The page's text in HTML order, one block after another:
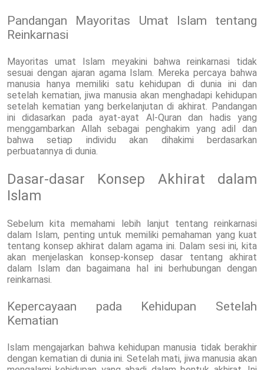
Pandangan Mayoritas Umat Islam tentang
Reinkarnasi
Mayoritas umat Islam meyakini bahwa reinkarnasi tidak
sesuai dengan ajaran agama Islam. Mereka percaya bahwa
manusia hanya memiliki satu kehidupan di dunia ini dan
setelah kematian, jiwa manusia akan menghadapi kehidupan
setelah kematian yang berkelanjutan di akhirat. Pandangan
ini didasarkan pada ayat-ayat Al-Quran dan hadis yang
menggambarkan Allah sebagai penghakim yang adil dan
bahwa setiap individu akan dihakimi berdasarkan
perbuatannya di dunia.
Dasar-dasar Konsep Akhirat dalam
Islam
Sebelum kita memahami lebih lanjut tentang reinkarnasi
dalam Islam, penting untuk memiliki pemahaman yang kuat
tentang konsep akhirat dalam agama ini. Dalam sesi ini, kita
akan menjelaskan konsep-konsep dasar tentang akhirat
dalam Islam dan bagaimana hal ini berhubungan dengan
reinkarnasi.
Kepercayaan pada Kehidupan Setelah
Kematian
Islam mengajarkan bahwa kehidupan manusia tidak berakhir
dengan kematian di dunia ini. Setelah mati, jiwa manusia akan